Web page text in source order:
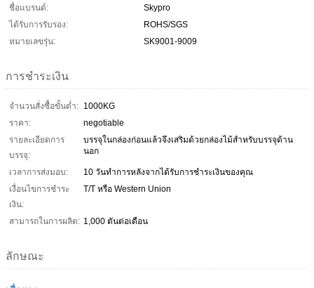
ชื่อแบรนด์:
Skypro
ได้รับการรับรอง:
ROHS/SGS
หมายเลขรุ่น:
SK9001-9009
การชำระเงิน
จำนวนสั่งซื้อขั้นต่ำ: 1000KG
ราคา:
negotiable
รายละเอียดการ
บรรจุ:
บรรจุในกล่องก่อนแล้วจึงเสริมด้วยกล่องไม้สำหรับบรรจุด้าน
นอก
เวลาการส่งมอบ:
10 วันทำการหลังจากได้รับการชำระเงินของคุณ
เงื่อนไขการชำระ
เงิน:
T/T หรือ Western Union
สามารถในการผลิต: 1,000 ตันต่อเดือน
ลักษณะ